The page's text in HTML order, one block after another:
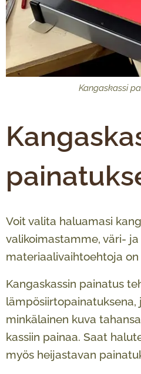
Kangaskassi
Voit valita haluamasi
valikoimastamme, väri- ja
materiaalivaihtoehtoja on
Kangaskassin painatus
lämpösiirtopainatuksena,
minkälainen kuva
kassiin painaa. Saat
myös heijastavan